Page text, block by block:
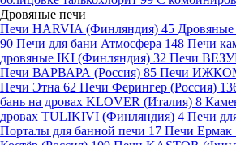
Дровяные печи
Печи HARVIA (Финляндия) 45 Дровяные
90 Печи для бани Атмосфера 148 Печи
дровяные IKI (Финляндия) 32 Печи
Печи ВАРВАРА (Россия) 85 Печи
Печи Этна 62 Печи Ферингер (Россия)
бань на дровах KLOVER (Италия) 8
дровах TULIKIVI (Финляндия) 4 Печи
Порталы для банной печи 17 Печи Ермак